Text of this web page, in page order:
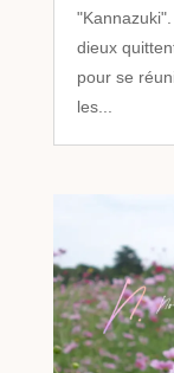
dieux
pour se
les...